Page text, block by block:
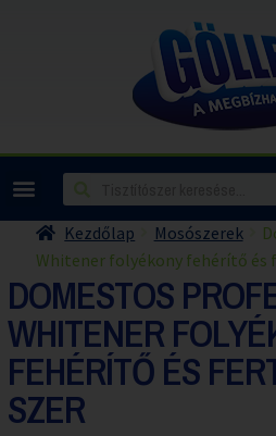
Kezdőlap Mosószerek
Whitener folyékony fehérítő
DOMESTOS
WHITENER
FEHÉRÍTŐ ÉS
SZER